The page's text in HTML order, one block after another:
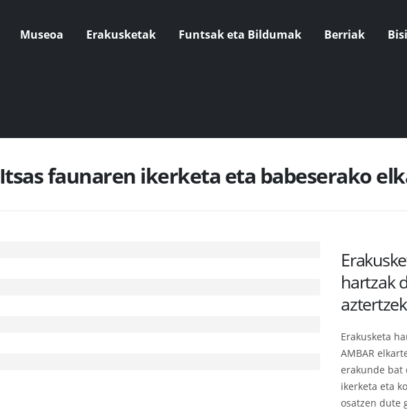
Museoa Erakusketak Funtsak eta Bildumak Berriak
Itsas faunaren ikerketa eta babeserako
hartzak
Erakusketa
AMBAR
erakunde bat
ikerketa eta
osatzen dute